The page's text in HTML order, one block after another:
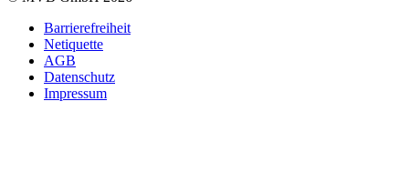
Barrierefreiheit
Netiquette
AGB
Datenschutz
Impressum